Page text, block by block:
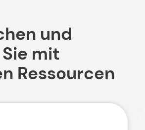
und
mit
Ressourcen